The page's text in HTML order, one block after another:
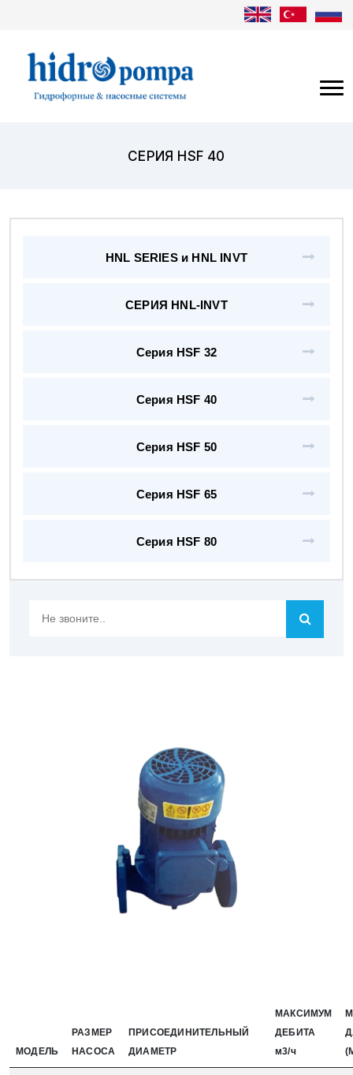
СЕРИЯ HSF 40
HNL SERIES и HNL INVT
СЕРИЯ HNL-INVT
Серия HSF 32
Серия HSF 40
Серия HSF 50
Серия HSF 65
Серия HSF 80
МОДЕЛЬ
РАЗМЕР
НАСОСА
ПРИСОЕДИНИТЕЛЬНЫЙ
ДИАМЕТР
МАКСИМУМ
ДЕБИТА
м3/ч